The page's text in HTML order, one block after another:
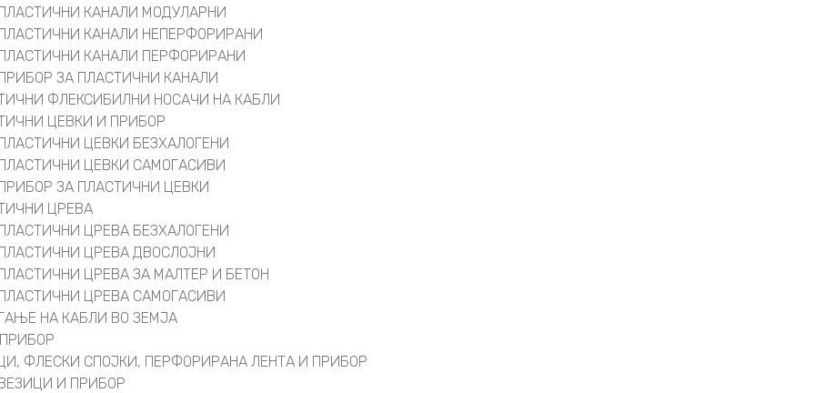
КАНАЛИ МОДУЛАРНИ
КАНАЛИ НЕПЕРФОРИРАНИ
КАНАЛИ ПЕРФОРИРАНИ
ЗА ПЛАСТИЧНИ КАНАЛИ
ФЛЕКСИБИЛНИ НОСАЧИ НА КАБЛИ
ЦЕВКИ И ПРИБОР
ЦЕВКИ БЕЗХАЛОГЕНИ
ЦЕВКИ САМОГАСИВИ
ЗА ПЛАСТИЧНИ ЦЕВКИ
ЦРЕВА
ЦРЕВА БЕЗХАЛОГЕНИ
ЦРЕВА ДВОСЛОЈНИ
ЦРЕВА ЗА МАЛТЕР И БЕТОН
ЦРЕВА САМОГАСИВИ
НА КАБЛИ ВО ЗЕМЈА
ФЛЕСКИ СПОЈКИ, ПЕРФОРИРАНА ЛЕНТА И ПРИБОР
И ПРИБОР